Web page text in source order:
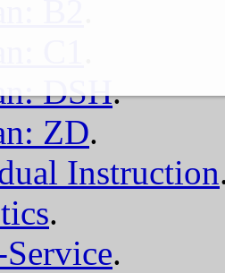
DSH.
ZD.
Instruction
.
.